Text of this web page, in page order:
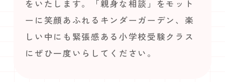
をいたします。「親身な相談」をモット
ーに笑顔あふれるキンダーガーデン、楽
しい中にも緊張感ある小学校受験クラス
にぜひ一度いらしてください。